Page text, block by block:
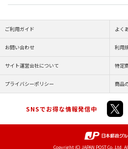
ご利用ガイド よく
お問い合わせ 利用
サイト運営会社について 特定
プライバシーポリシー 商品
SNSでお得な情報発信中
Copyright (C) JAPAN POST Co.,Ltd.